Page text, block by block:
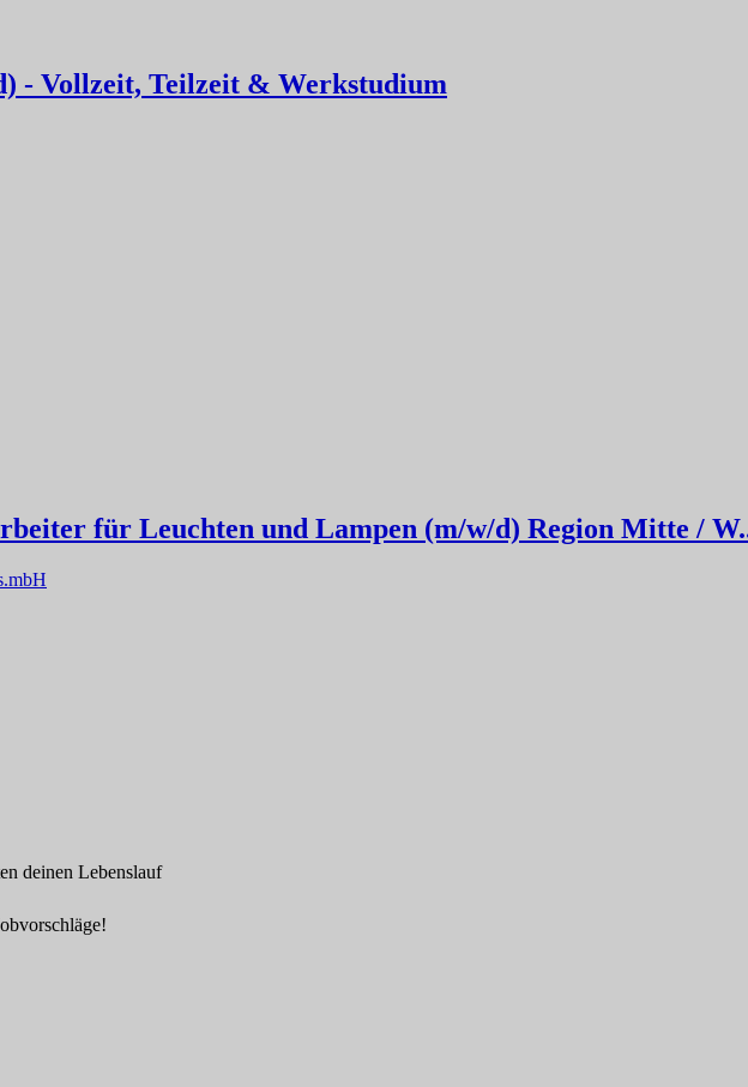
- Vollzeit, Teilzeit & Werkstudium
für Leuchten und Lampen (m/w/d) Region Mitte /
deinen Lebenslauf